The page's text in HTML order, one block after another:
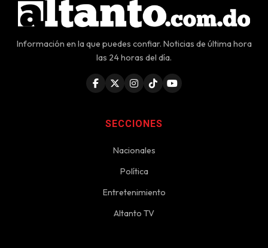
Información en la que puedes confiar. Noticias de última hora
las 24 horas del día.
SECCIONES
Nacionales
Política
Entretenimiento
Altanto TV